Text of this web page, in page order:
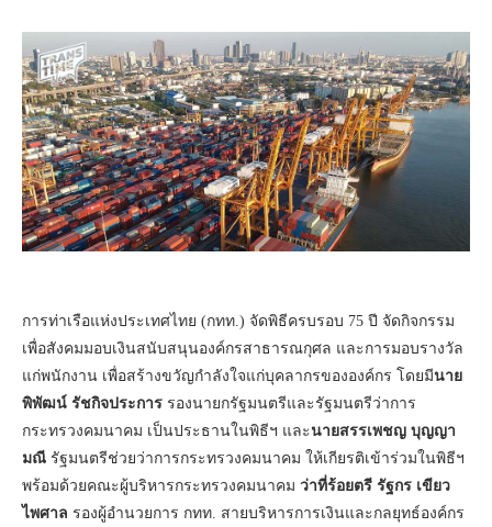
การท่าเรือแห่งประเทศไทย (กทท.) จัดพิธีครบรอบ 75 ปี จัดกิจกรรม
เพื่อสังคมมอบเงินสนับสนุนองค์กรสาธารณกุศล และการมอบรางวัล
แก่พนักงาน เพื่อสร้างขวัญกำลังใจแก่บุคลากรขององค์กร โดยมีนาย
พิพัฒน์ รัชกิจประการ รองนายกรัฐมนตรีและรัฐมนตรีว่าการ
กระทรวงคมนาคม เป็นประธานในพิธีฯ และนายสรรเพชญ บุญญา
มณี รัฐมนตรีช่วยว่าการกระทรวงคมนาคม ให้เกียรติเข้าร่วมในพิธีฯ
พร้อมด้วยคณะผู้บริหารกระทรวงคมนาคม ว่าที่ร้อยตรี รัฐกร เขียว
ไพศาล รองผู้อำนวยการ กทท. สายบริหารการเงินและกลยุทธ์องค์กร